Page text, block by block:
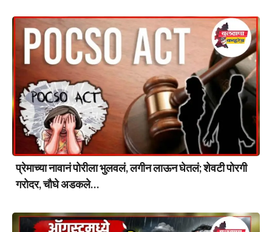
प्रेमाच्या नावानं पोरीला भुलवलं, लगीन लाऊन घेतलं; शेवटी पोरगी
गरोदर, चौघे अडकले…